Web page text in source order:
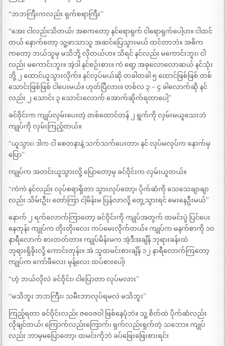
“ဘဘကြီးကလည်း ရှက်စရာကြီး”
“အေး ငါလည်းသိတယ်၊ အစကတော့ နင်ရောရှက် ငါရောရှက်ပေါ့ဟ။ ငါထင်
တယ် နောက်တော့ သူ့ဖာသာသူ အဆင်ပြေသွားမယ် ထင်တာဘဲ။ အဓိက
ကတော့ ဘယ်သူမှ မသိဘို့ လိုတယ်ဟ။ သိရင် နင်လည်း မကောင်းဘူး၊ ငါ
လည်း မကောင်းဘူး။ အဲ့ဒါ နင်စဉ်းစား။ ကဲ ရော့ အခုလောလောဆယ် နင်သုံး
ဘို့ ၂ ထောင်ယူသွားလိုက်။ နင်လုပ်မယ်ဆို တခါတခါ ၅ ထောင်ဖြစ်ဖြစ် တစ်
သောင်းဖြစ်ဖြစ် ငါပေးမယ်။ ဟုတ်ပြီလား။ တစ်လ ၃ – ၄ ခါလောက်ဆို နင်
လည်း ၂ သောင်း ၃ သောင်းလောက် အောက်ဆိုက်ရတာပေါ့”
ခင်ဝိုင်းက ကျုပ်လှမ်းပေးတဲ့ တစ်ထောင်တန် ၂ ရွက်ကို လှမ်းမယူသေးဘဲ
ကျုပ်ကို လှမ်းကြည့်တယ်။
“ယူသွား၊ ဒါက ငါ စေတနာနဲ့ သက်သက်ပေးတာ၊ နင် လုပ်မလုပ်က နောက်မှ
ပြော”
ကျုပ်က အတင်းယူသွားလို့ ပြောတော့မှ ခင်ဝိုင်းက လှမ်းယူတယ်။
“ကဲကဲ နင်လည်း လုပ်စရာရှိတာ သွားလုပ်တော့၊ ပိုက်ဆံကို သေသေချာချာ
လည်း သိမ်းဦး၊ တော်ကြာ ငါ့မိန်းမ ပြန်လာလို့ တွေ့သွားရင် မေးနေဦးမယ်”
နောက် ၂ ရက်လောက်ကြာတော့ ခင်ဝိုင်းကို ကျုပ်အတွက် ထမင်းပွဲ ပြင်ပေး
နေတုန်း ကျုပ်က တိုးတိုးလေး ကပ်မေးလိုက်တယ်။ ကျုပ်က မနက်စာကို ၁၀
နာရီလောက် စားတတ်တာ။ ကျုပ်မိန်းမက အဲ့ဒီအချိန် ဘုရားခန်းထဲ
ဘုရားရှိခိုးလို့ ကောင်းတုန်း။ အဲ သူထမင်းစားချိန် ၁၂ နာရီလောက်ကြတော့
ကျုပ်က ကော်ဖီလေး မုန့်လေး ထပ်စားပေါ့၊
“ဟဲ့ ဘယ်လိုလဲ ခင်ဝိုင်း၊ ငါပြောတာ လုပ်မလား”
“မသိဘူး ဘဘကြီး၊ သမီးဘာလုပ်ရမလဲ မသိဘူး”
ကြည့်ရတာ ခင်ဝိုင်းလည်း ဇဝေဇဝါ ဖြစ်နေပုံဘဲ။ သူ့ စိတ်ထဲ ပိုက်ဆံလည်း
လိုချင်တယ်၊ ကြောက်လည်းကြောက်၊ ရှက်လည်းရှက်တဲ့ သဘော။ ကျုပ်
လည်း ဘာမှမပြောတော့၊ ထမင်းကိုဘဲ ခပ်ဖြေးဖြေးစားရင်း